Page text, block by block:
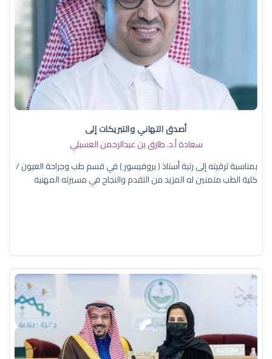
أصدق التهاني والتبريكات إلى
سعادة أ.د. ​طارق بن عبدالرحمن العسبلي
بمناسبة ترقيته إلى رتبة أستاذ ( بروفيسور ) في قسم طب وجراحة العيون /
كلية الطب متمنين له المزيد من التقدم والنجاح في مسيرته المهنية